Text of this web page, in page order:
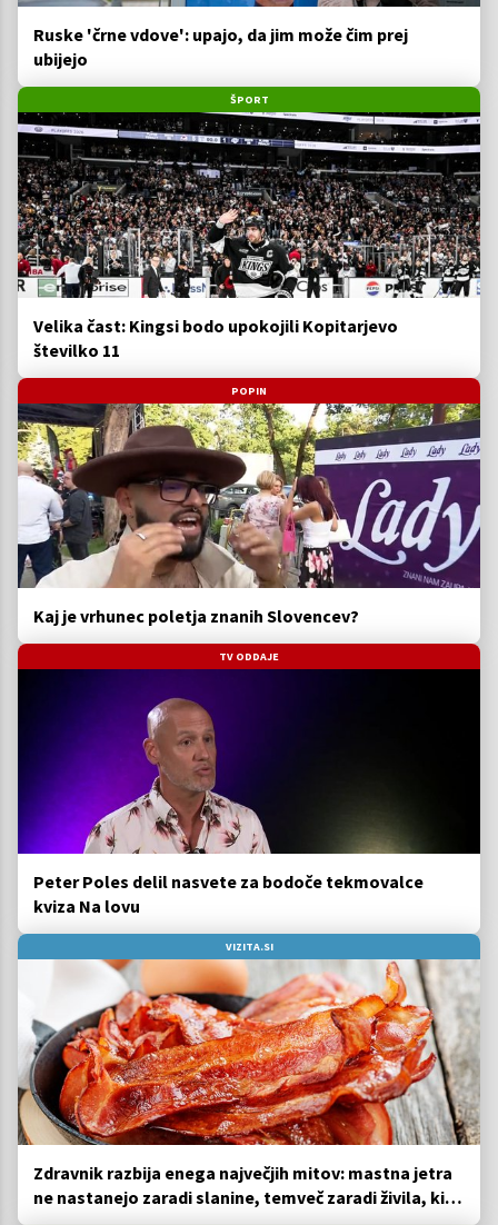
Ruske 'črne vdove': upajo, da jim može čim prej
ubijejo
ŠPORT
Velika čast: Kingsi bodo upokojili Kopitarjevo
številko 11
POPIN
Kaj je vrhunec poletja znanih Slovencev?
TV ODDAJE
Peter Poles delil nasvete za bodoče tekmovalce
kviza Na lovu
VIZITA.SI
Zdravnik razbija enega največjih mitov: mastna jetra
ne nastanejo zaradi slanine, temveč zaradi živila, ki